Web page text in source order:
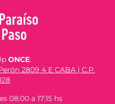
ONCE:
2809 4 E CABA | C.P.
08:00 a 17:15 hs